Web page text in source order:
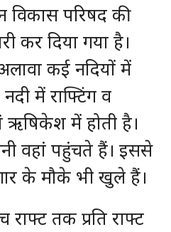
विकास परिषद की
कर दिया गया है।
कई नदियों में
नदी में राफ्टिंग व
ऋषिकेश में होती है।
वहां पहुंचते हैं। इससे
के मौके भी खुले हैं।
राफ्ट तक प्रति राफ्ट